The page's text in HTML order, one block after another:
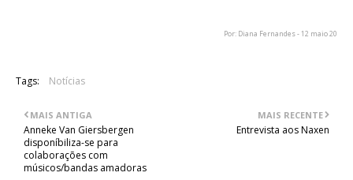
Por: Diana Fernandes - 12 maio 20
Tags: Notícias
MAIS RECENTE
Entrevista aos Naxen
MAIS ANTIGA
Anneke Van Giersbergen
disponíbiliza-se para
colaborações com
músicos/bandas amadoras